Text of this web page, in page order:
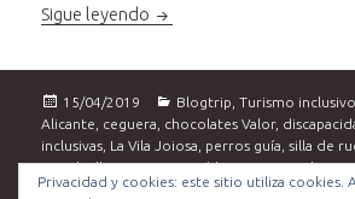
Sigue leyendo Fam trip por la
Publicado
el
15/04/2019 Categorías
Blogtrip ,Turismo inclusivo
Alicante
ceguera chocolates Valor,
inclusivas La Vila Joiosa perros guía ,silla de
travel4all,turismo accesible,turismo inclusivo
viajes,vídeo,Vilamuseu,Villajoyosa Deja
Privacidad y cookies: este sitio utiliza cookies.